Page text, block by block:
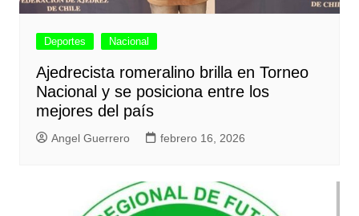
Deportes Nacional
Ajedrecista romeralino brilla en Torneo
Nacional y se posiciona entre los
mejores del país
Angel Guerrero febrero 16, 2026